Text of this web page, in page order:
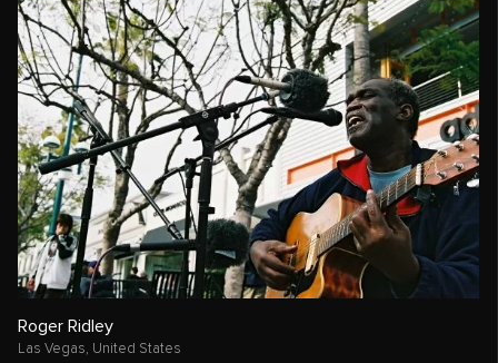
Roger Ridley
Las Vegas, United States